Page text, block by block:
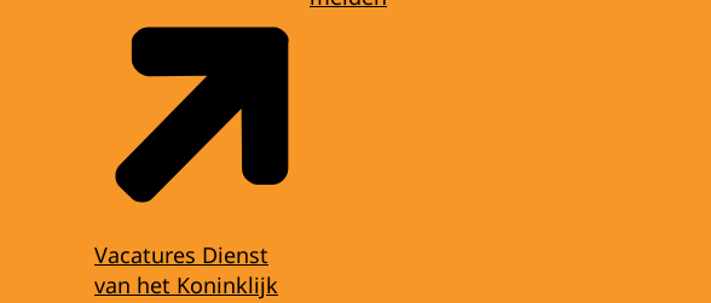
Vacatures Dienst
van het Koninklijk